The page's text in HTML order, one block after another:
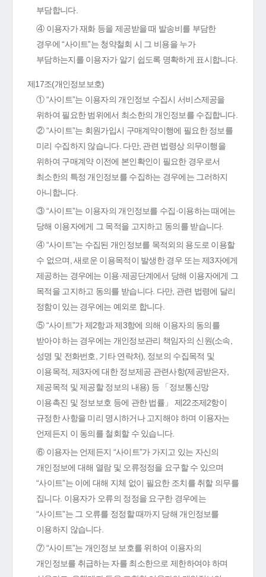
부담합니다.
④ 이용자가 재화 등을 제공받을 때 발송비를 부담한
경우에 “사이트”는 청약철회 시 그 비용을 누가
부담하는지를 이용자가 알기 쉽도록 명확하게 표시합니다.
제17조(개인정보보호)
① “사이트”는 이용자의 개인정보 수집시 서비스제공을
위하여 필요한 범위에서 최소한의 개인정보를 수집합니다.
② “사이트”는 회원가입시 구매계약이행에 필요한 정보를
미리 수집하지 않습니다. 다만, 관련 법령상 의무이행을
위하여 구매계약 이전에 본인확인이 필요한 경우로서
최소한의 특정 개인정보를 수집하는 경우에는 그러하지
아니합니다.
③ “사이트”는 이용자의 개인정보를 수집·이용하는 때에는
당해 이용자에게 그 목적을 고지하고 동의를 받습니다.
④ “사이트”는 수집된 개인정보를 목적외의 용도로 이용할
수 없으며, 새로운 이용목적이 발생한 경우 또는 제3자에게
제공하는 경우에는 이용·제공단계에서 당해 이용자에게 그
목적을 고지하고 동의를 받습니다. 다만, 관련 법령에 달리
정함이 있는 경우에는 예외로 합니다.
⑤ “사이트”가 제2항과 제3항에 의해 이용자의 동의를
받아야 하는 경우에는 개인정보관리 책임자의 신원(소속,
성명 및 전화번호, 기타 연락처), 정보의 수집목적 및
이용목적, 제3자에 대한 정보제공 관련사항(제공받은자,
제공목적 및 제공할 정보의 내용) 등 「정보통신망
이용촉진 및 정보보호 등에 관한 법률」 제22조제2항이
규정한 사항을 미리 명시하거나 고지해야 하며 이용자는
언제든지 이 동의를 철회할 수 있습니다.
⑥ 이용자는 언제든지 “사이트”가 가지고 있는 자신의
개인정보에 대해 열람 및 오류정정을 요구할 수 있으며
“사이트”는 이에 대해 지체 없이 필요한 조치를 취할 의무를
집니다. 이용자가 오류의 정정을 요구한 경우에는
“사이트”는 그 오류를 정정할 때까지 당해 개인정보를
이용하지 않습니다.
⑦ “사이트”는 개인정보 보호를 위하여 이용자의
개인정보를 취급하는 자를 최소한으로 제한하여야 하며